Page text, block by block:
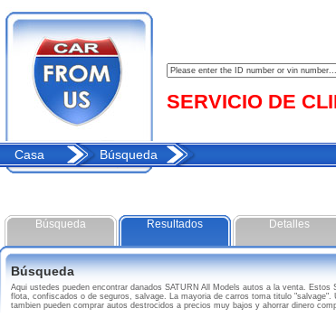
SERVICIO DE
Casa Búsqueda
Búsqueda Resultados Detalles
Búsqueda
Aqui ustedes pueden encontrar danados SATURN All Models autos a la venta.
flota, confiscados o de seguros, salvage. La mayoria de carros toma titulo
tambien pueden comprar autos destrocidos a precios muy bajos y ahorrar dinero